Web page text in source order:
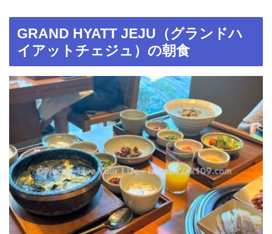
GRAND HYATT JEJU（グランドハ
イアットチェジュ）の朝食